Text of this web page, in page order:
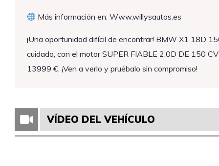
Más información en: Www.willysautos.es
¡Una oportunidad difícil de encontrar! BMW X1 18D
cuidado, con el motor SUPER FIABLE 2.0D DE 150
13999 €. ¡Ven a verlo y pruébalo sin compromiso!
VÍDEO DEL VEHÍCULO